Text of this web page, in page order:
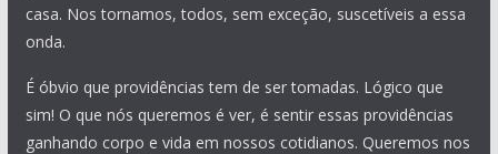
casa. Nos tornamos, todos, sem exceção, suscetíveis a essa
onda.
É óbvio que providências tem de ser tomadas. Lógico que
sim! O que nós queremos é ver, é sentir essas providências
ganhando corpo e vida em nossos cotidianos. Queremos nos